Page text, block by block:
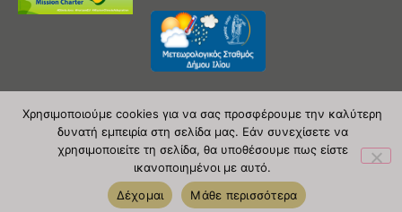
Copyright 2020 © Δήμος Ιλίου
| powered by Evolutionprojects
Χρησιμοποιούμε cookies για να σας προσφέρουμε την καλύτερη
δυνατή εμπειρία στη σελίδα μας. Εάν συνεχίσετε να
χρησιμοποιείτε τη σελίδα, θα υποθέσουμε πως είστε
ικανοποιημένοι με αυτό.
Δέχομαι
Μάθε περισσότερα